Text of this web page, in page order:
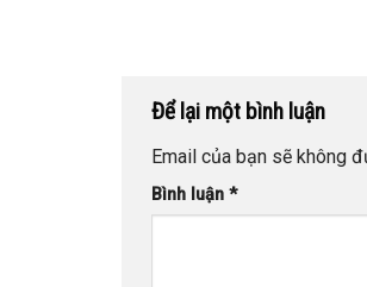
Để lại một bình luận
Email của bạn sẽ không
Bình luận *